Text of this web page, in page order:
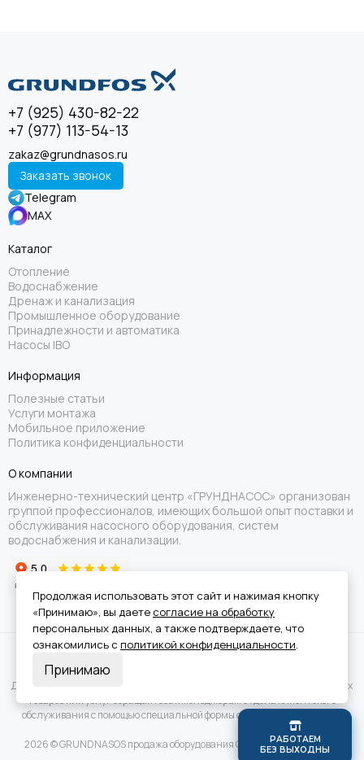
+7 (925) 430-82-22
+7 (977) 113-54-13
zakaz@grundnasos.ru
Заказать звонок
Telegram
MAX
Каталог
Отопление
Водоснабжение
Дренаж и канализация
Промышленное оборудование
Принадлежности и автоматика
Насосы IBO
Информация
Полезные статьи
Услуги монтажа
Мобильное приложение
Политика конфиденциальности
О компании
Инженерно-технический центр «ГРУНДНАСОС» организован
группой профессионалов, имеющих большой опыт поставки и
обслуживания насосного оборудования, систем
водоснабжения и канализации.
Для получения подробной информации о наличии и стоимости указанных
товаров или услуг обращайтесь к менеджерам отдела клиентского
обслуживания с помощью специальной формы связи или по телефону.
2026 © GRUNDNASOS продажа оборудования Grundfos.Карта сайта
РАБОТАЕМ
БЕЗ ВЫХОДНЫ
Продолжая использовать этот сайт и нажимая кнопку
«Принимаю», вы даете согласие на обработку
персональных данных, а также подтверждаете, что
ознакомились с политикой конфиденциальности.
Принимаю